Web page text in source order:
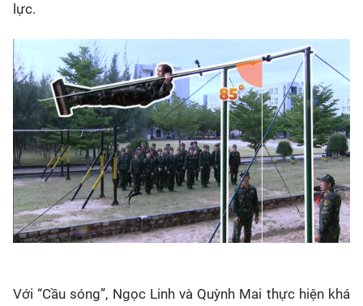
lực.
Với “Cầu sóng”, Ngọc Linh và Quỳnh Mai thực hiện khá